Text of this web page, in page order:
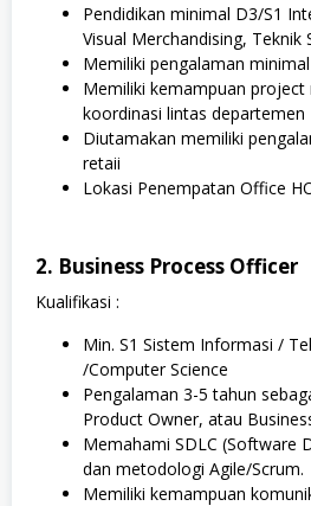
Pendidikan minimal D3/S1
Visual Merchandising,
Memiliki pengalaman
Memiliki kemampuan
koordinasi lintas departemen
Diutamakan memiliki
retaii
Lokasi Penempatan Office
2. Business Process Officer
Kualifikasi :
Min. S1 Sistem Informasi /
/Computer Science
Pengalaman 3-5 tahun
Product Owner, atau
Memahami SDLC (Software
dan metodologi Agile/Scrum.
Memiliki kemampuan